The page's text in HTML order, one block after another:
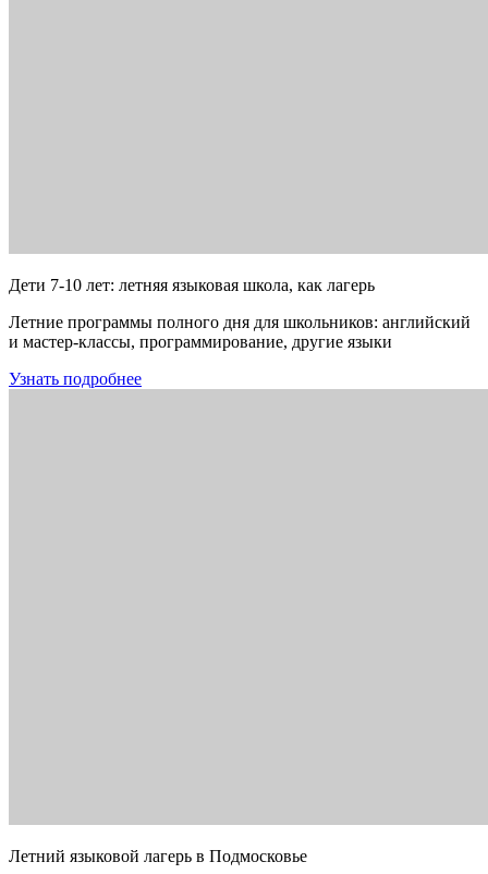
Дети 7-10 лет: летняя языковая школа, как лагерь
Летние программы полного дня для школьников: английский
и мастер-классы, программирование, другие языки
Узнать подробнее
Летний языковой лагерь в Подмосковье